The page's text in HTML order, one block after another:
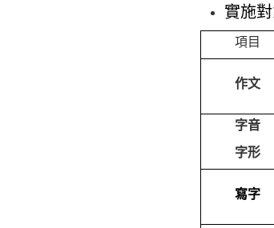
實施
項目
作文
字音
字形
寫字